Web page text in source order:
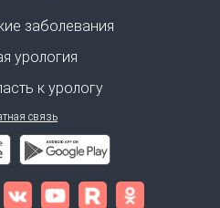
заболевания
урология
к урологу
связь